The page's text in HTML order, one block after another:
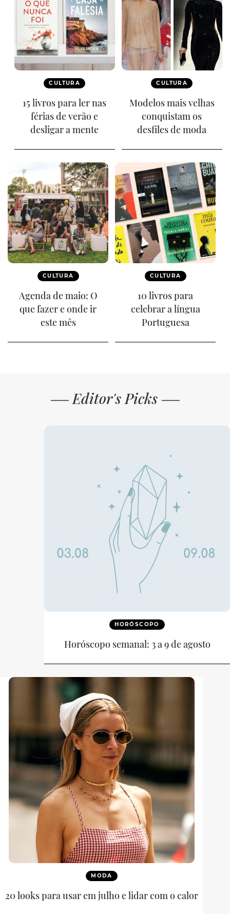
CULTURA
15 livros para ler nas
férias de verão e
desligar a mente
CULTURA
Modelos mais velhas
conquistam os
desfiles de moda
CULTURA
Agenda de maio: O
que fazer e onde ir
este mês
CULTURA
10 livros para
celebrar a língua
Portuguesa
Editor's Picks
HORÓSCOPO
Horóscopo semanal: 3 a 9 de agosto
MODA
20 looks para usar em julho e lidar com o calor